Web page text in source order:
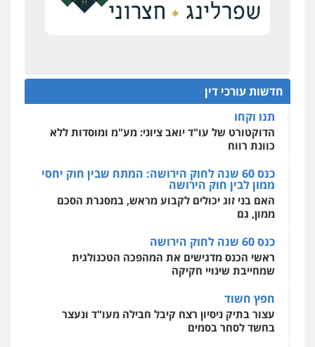
אחסון אתרים
מקצועיים לעורכי דין
מרכז התחלה חדשה
אסירים עבירות מין שירותים מקצועיים
לעורכי דין
חדשות עורכי דין
כנס תביעות ייצוגיות: הדילמה בין זכויות צרכנים
להגנה על עסקים קטנים
תנו וקחו
הדוקטורט של עו"ד יואב ציוני: מע"מ ומוסדות ללא
כוונת רווח
כנס 60 שנה לחוק הירושה: המתח שבין חוק יחסי
ממון לבין חוק הירושה
האם בני זוג יכולים לקבוע מראש, במסגרת הסכם
ממון, גם
כנס 60 שנה לחוק הירושה
ראשי הכנס מדגישים את המהפכה הטכנולגית
שמחייבת שינויי חקיקה
חפץ חשוד
עצור בתיק ניסיון רצח קיבל חבילה מעו"ד ונעצר
בחשד לסחר בסמים